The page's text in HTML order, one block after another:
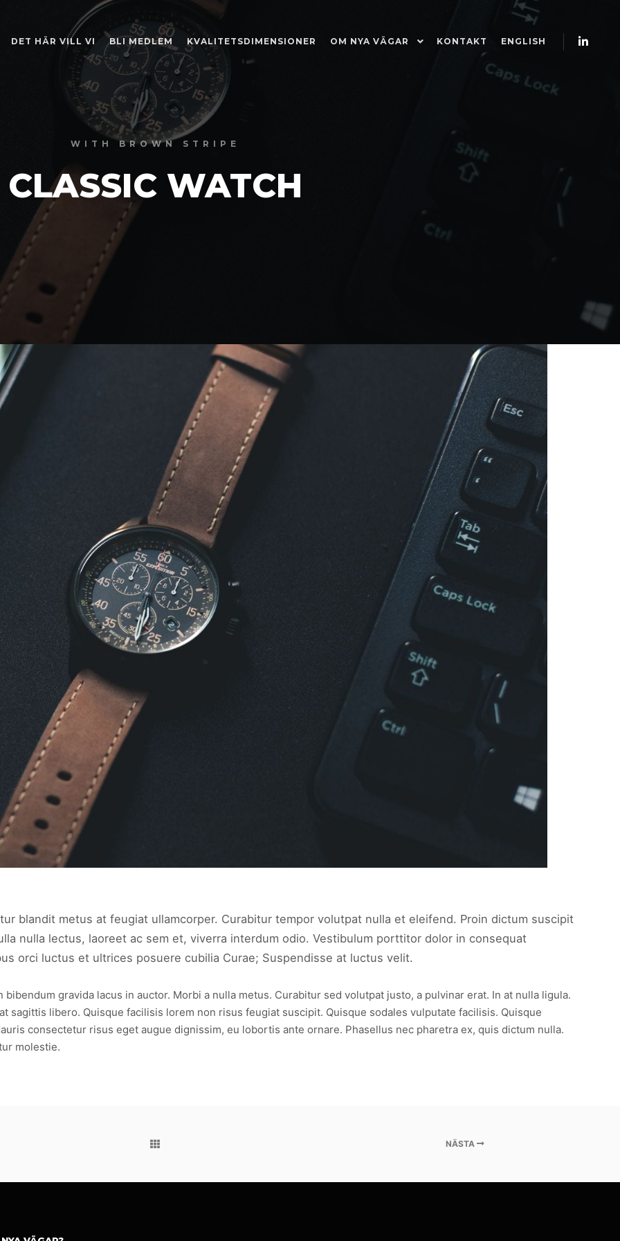
DET HÄR VILL VI BLI MEDLEM KVALITETSDIMENSIONER OM NYA VÄGAR KONTAKT ENGLISH
WITH BROWN STRIPE
CLASSIC WATCH
blandit metus at feugiat ullamcorper. Curabitur tempor volutpat nulla et eleifend. Proin dictum suscipit
nulla lectus, laoreet ac sem et, viverra interdum odio. Vestibulum porttitor dolor in consequat
orci luctus et ultrices posuere cubilia Curae; Suspendisse at luctus velit.
gravida lacus in auctor. Morbi a nulla metus. Curabitur sed volutpat justo, a pulvinar erat. In at nulla ligula.
sagittis libero. Quisque facilisis lorem non risus feugiat suscipit. Quisque sodales vulputate facilisis. Quisque
consectetur risus eget augue dignissim, eu lobortis ante ornare. Phasellus nec pharetra ex, quis dictum nulla.
molestie.
NÄSTA